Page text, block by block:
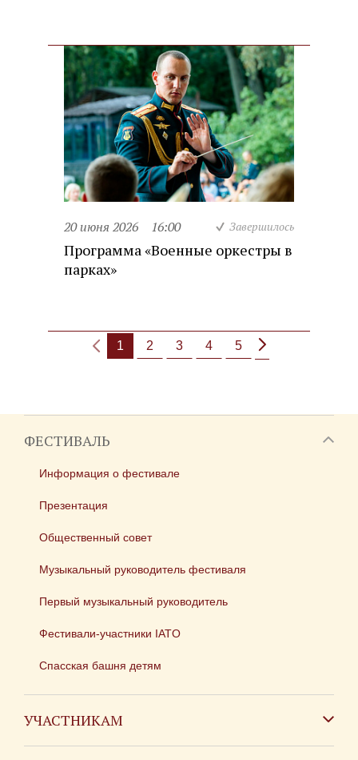
20 июня 2026 16:00 Завершилось
Программа «Военные оркестры в
парках»
1 2 3 4 5
ФЕСТИВАЛЬ
Информация о фестивале
Презентация
Общественный совет
Музыкальный руководитель фестиваля
Первый музыкальный руководитель
Фестивали-участники IATO
Спасская башня детям
УЧАСТНИКАМ